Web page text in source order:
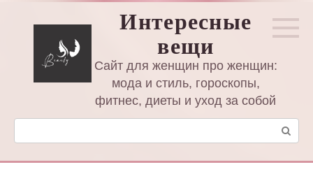
Интересные
вещи
Сайт для женщин про женщин:
мода и стиль, гороскопы,
фитнес, диеты и уход за собой
Поиск: